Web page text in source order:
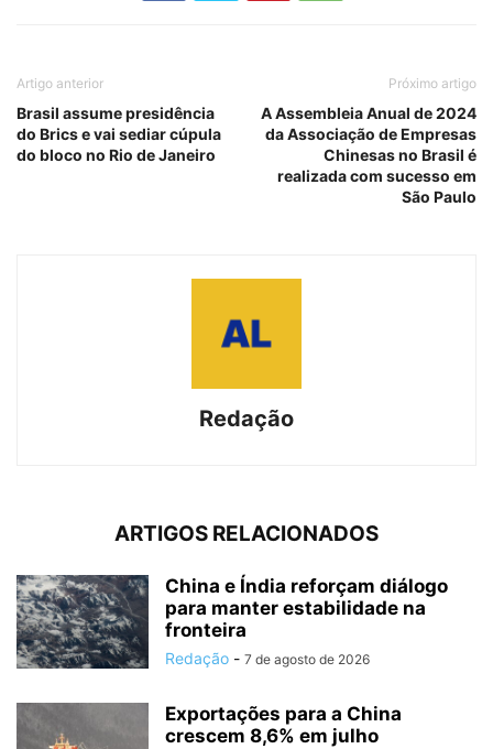
Artigo anterior
Brasil assume presidência
do Brics e vai sediar cúpula
do bloco no Rio de Janeiro
Próximo artigo
A Assembleia Anual de 2024
da Associação de Empresas
Chinesas no Brasil é
realizada com sucesso em
São Paulo
Redação
ARTIGOS RELACIONADOS
China e Índia reforçam diálogo
para manter estabilidade na
fronteira
Redação - 7 de agosto de 2026
Exportações para a China
crescem 8,6% em julho